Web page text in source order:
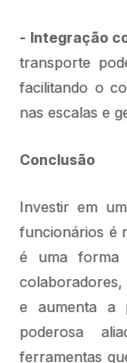
- Integração
transporte
facilitando o
nas escalas e
Conclusão
Investir em
funcionários é
é uma forma
e aumenta a
poderosa
ferramentas